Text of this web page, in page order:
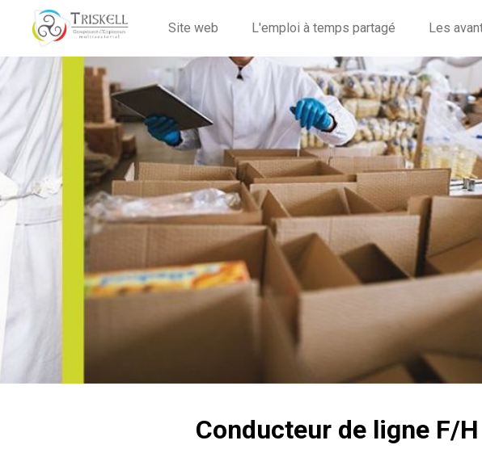
Site web L'emploi à temps partagé Les
Conducteur de ligne F/H